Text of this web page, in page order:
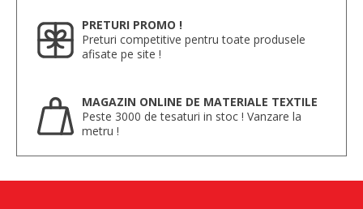
PRETURI PROMO !
Preturi competitive pentru toate produsele
afisate pe site !
MAGAZIN ONLINE DE MATERIALE TEXTILE
Peste 3000 de tesaturi in stoc ! Vanzare la
metru !